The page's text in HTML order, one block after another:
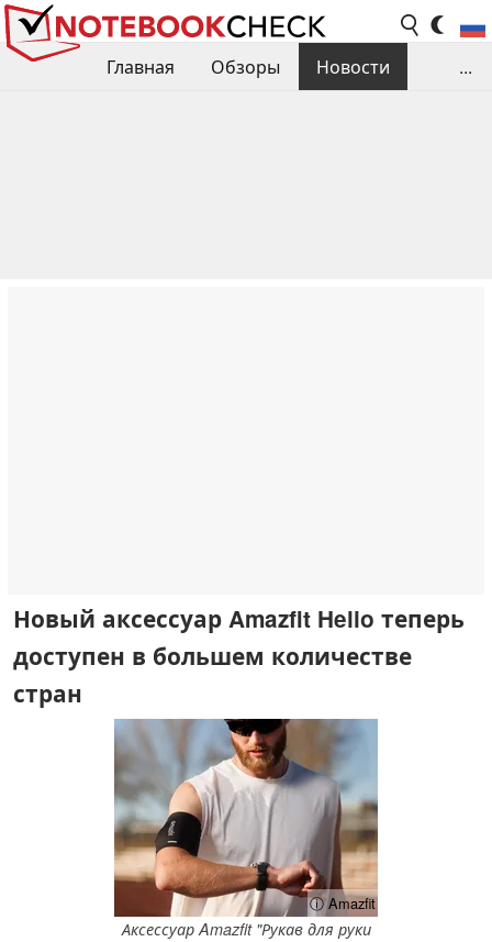
Главная Обзоры
Новости
...
Новый аксессуар Amazfit Helio теперь
доступен в большем количестве
стран
ⓘ Amazfit
Аксессуар Amazfit "Рукав для руки